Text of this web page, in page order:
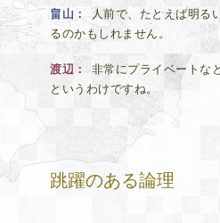
畠山
人前で、たとえば明る
るのかもしれません。
渡辺
非常にプライベートな
というわけですね。
跳躍のある論理